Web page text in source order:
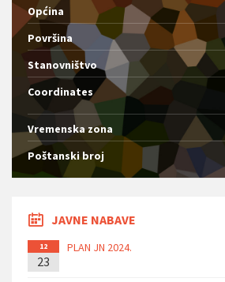
Općina
Površina
Stanovništvo
Coordinates
Vremenska zona
Poštanski broj
JAVNE NABAVE
12
23
PLAN JN 2024.